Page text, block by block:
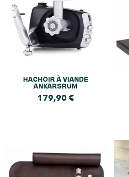
HACHOIR À VIANDE
ANKARSRUM
179,90€